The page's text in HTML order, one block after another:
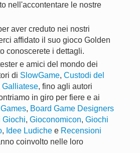
nell'accontentare le nostre
aver creduto nei nostri
affidato il suo gioco Golden
conoscerete i dettagli.
e amici del mondo dei
di SlowGame, Custodi del
Galliatese, fino agli autori
in giro per fiere e ai
, Board Game Designers
Giochi, Gioconomicon, Giochi
, Idee Ludichee Recensioni
coinvolto nelle loro